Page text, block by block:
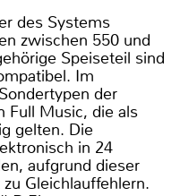
des Systems
zwischen 550 und
Speiseteil sind
Im
der
Full Music, die als
gelten. Die
in 24
aufgrund dieser
Gleichlauffehlern.